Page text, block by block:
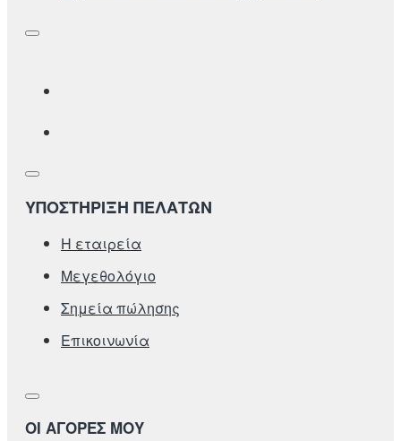
ΥΠΟΣΤΗΡΙΞΗ ΠΕΛΑΤΩΝ
Η εταιρεία
Μεγεθολόγιο
Σημεία πώλησης
Επικοινωνία
ΟΙ ΑΓΟΡΕΣ ΜΟΥ